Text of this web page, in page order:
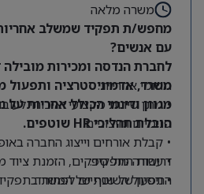
משרה מלאה
מחפש/ת תפקיד שמשלב
עם אנשים?
לחברת הנדסה ומכירות
משרד, אדמיניסטרציה ותפעול
מגוון ודינמי הכולל אחריות
הובלת תהליכי HR שוטפים.
תחומי אחריות:
• מתן שירות מקצועי ואיכותי
פנימיים וחיצוניים.
• קבלת אורחים וייצוג החברה
• עבודה מול ספקים, הזמנת ציוד
התפעול השוטף של המשרד.
דרישות התפקיד:
• ניסיון של שנתיים לפחות